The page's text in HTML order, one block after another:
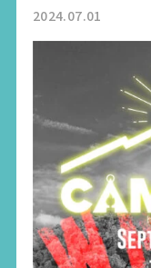
2024.07.01